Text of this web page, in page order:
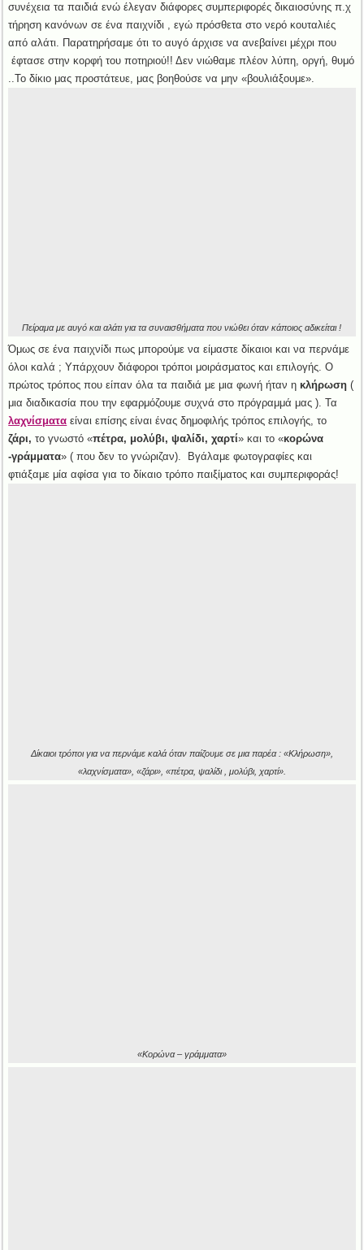
συνέχεια τα παιδιά ενώ έλεγαν διάφορες συμπεριφορές δικαιοσύνης π.χ
τήρηση κανόνων σε ένα παιχνίδι , εγώ πρόσθετα στο νερό κουταλιές
από αλάτι. Παρατηρήσαμε ότι το αυγό άρχισε να ανεβαίνει μέχρι που
έφτασε στην κορφή του ποτηριού!! Δεν νιώθαμε πλέον λύπη, οργή, θυμό
..Το δίκιο μας προστάτευε, μας βοηθούσε να μην «βουλιάξουμε».
Πείραμα με αυγό και αλάτι για τα συναισθήματα που νιώθει όταν κάποιος αδικείται !
Όμως σε ένα παιχνίδι πως μπορούμε να είμαστε δίκαιοι και να περνάμε
όλοι καλά ; Υπάρχουν διάφοροι τρόποι μοιράσματος και επιλογής. Ο
πρώτος τρόπος που είπαν όλα τα παιδιά με μια φωνή ήταν η κλήρωση (
μια διαδικασία που την εφαρμόζουμε συχνά στο πρόγραμμά μας ). Τα
λαχνίσματα είναι επίσης είναι ένας δημοφιλής τρόπος επιλογής, το
ζάρι,το γνωστό «πέτρα, μολύβι, ψαλίδι, χαρτί» και το «κορώνα
-γράμματα» ( που δεν το γνώριζαν). Βγάλαμε φωτογραφίες και
φτιάξαμε μία αφίσα για το δίκαιο τρόπο παιξίματος και συμπεριφοράς!
Δίκαιοι τρόποι για να περνάμε καλά όταν παίζουμε σε μια παρέα : «Κλήρωση»,
«λαχνίσματα», «ζάρι», «πέτρα, ψαλίδι , μολύβι, χαρτί».
«Κορώνα – γράμματα»